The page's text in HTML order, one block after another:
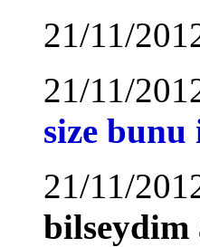
21/11/
21/11/
size
21/11/
bilseydim